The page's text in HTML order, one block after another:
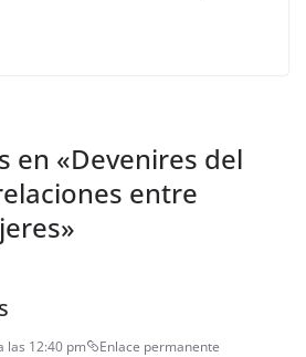
en «Devenires del
entre
»
las 12:40 pm Enlace permanente